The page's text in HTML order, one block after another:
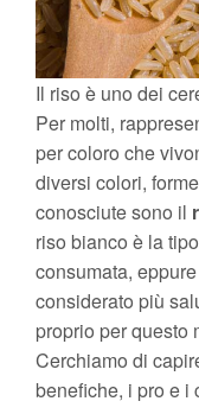
Il riso è uno dei
Per molti,
per coloro che
diversi colori,
conosciute sono il
riso bianco è la
consumata,
considerato più
proprio per questo
Cerchiamo di
benefiche, i pro e i